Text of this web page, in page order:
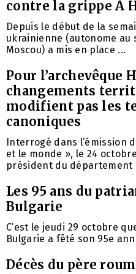
contre la grippe A
Depuis le début de la
ukrainienne (autonome au
Moscou) a mis en place ...
Pour l’archevêque
changements
modifient pas les
canoniques
Interrogé dans l’émission
et le monde », le 24
président du département
Les 95 ans du
Bulgarie
C’est le jeudi 29 octobre
Bulgarie a fêté son 95e
Décès du père